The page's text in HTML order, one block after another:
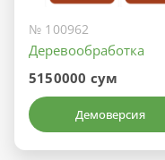
№ 100962
Деревообработка
5150000 сум
Демоверсия